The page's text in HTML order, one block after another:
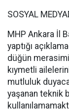
SOSYAL
MHP Ankara İl
yaptığı
düğün
kıymetli
mutluluk
yaşanan teknik